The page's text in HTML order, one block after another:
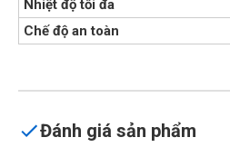
Nhiệt độ tối đa
Chế độ an toàn
Đánh giá sản phẩm